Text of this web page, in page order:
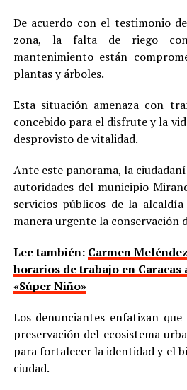
De acuerdo con el testimonio
zona, la falta de riego
mantenimiento están
plantas y árboles.
Esta situación amenaza con
concebido para el disfrute y la
desprovisto de vitalidad.
Ante este panorama, la
autoridades del municipio
servicios públicos de la
manera urgente la
Lee también: Carmen
horarios de trabajo en
«Súper Niño»
Los denunciantes enfatizan
preservación del ecosistema
para fortalecer la identidad y el
ciudad.